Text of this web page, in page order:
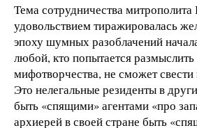
Тема сотрудничества
удовольствием тиражировалась
эпоху шумных разоблачений
любой, кто попытается размыслить
мифотворчества, не сможет
Это нелегальные резиденты в
быть «спящими» агентами «про
архиерей в своей стране быть